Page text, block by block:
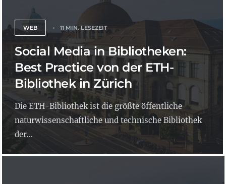
WEB 11 MIN. LESEZEIT
Social Media in Bibliotheken:
Best Practice von der ETH-
Bibliothek in Zürich
Die ETH-Bibliothek ist die größte öffentliche
naturwissenschaftliche und technische Bibliothek
der...